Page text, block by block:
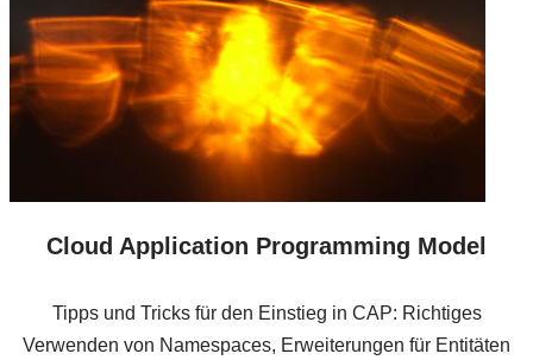
Cloud Application Programming Model
Tipps und Tricks für den Einstieg in CAP: Richtiges
Verwenden von Namespaces, Erweiterungen für Entitäten